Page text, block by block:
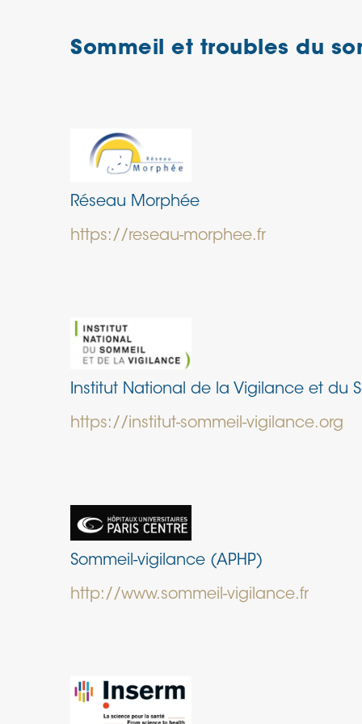
Sommeil et troubles du
Réseau Morphée
https://reseau-morphee.fr
Institut National de la Vigilance et du
https://institut-sommeil-vigilance.org
Sommeil-vigilance (APHP)
http://www.sommeil-vigilance.fr